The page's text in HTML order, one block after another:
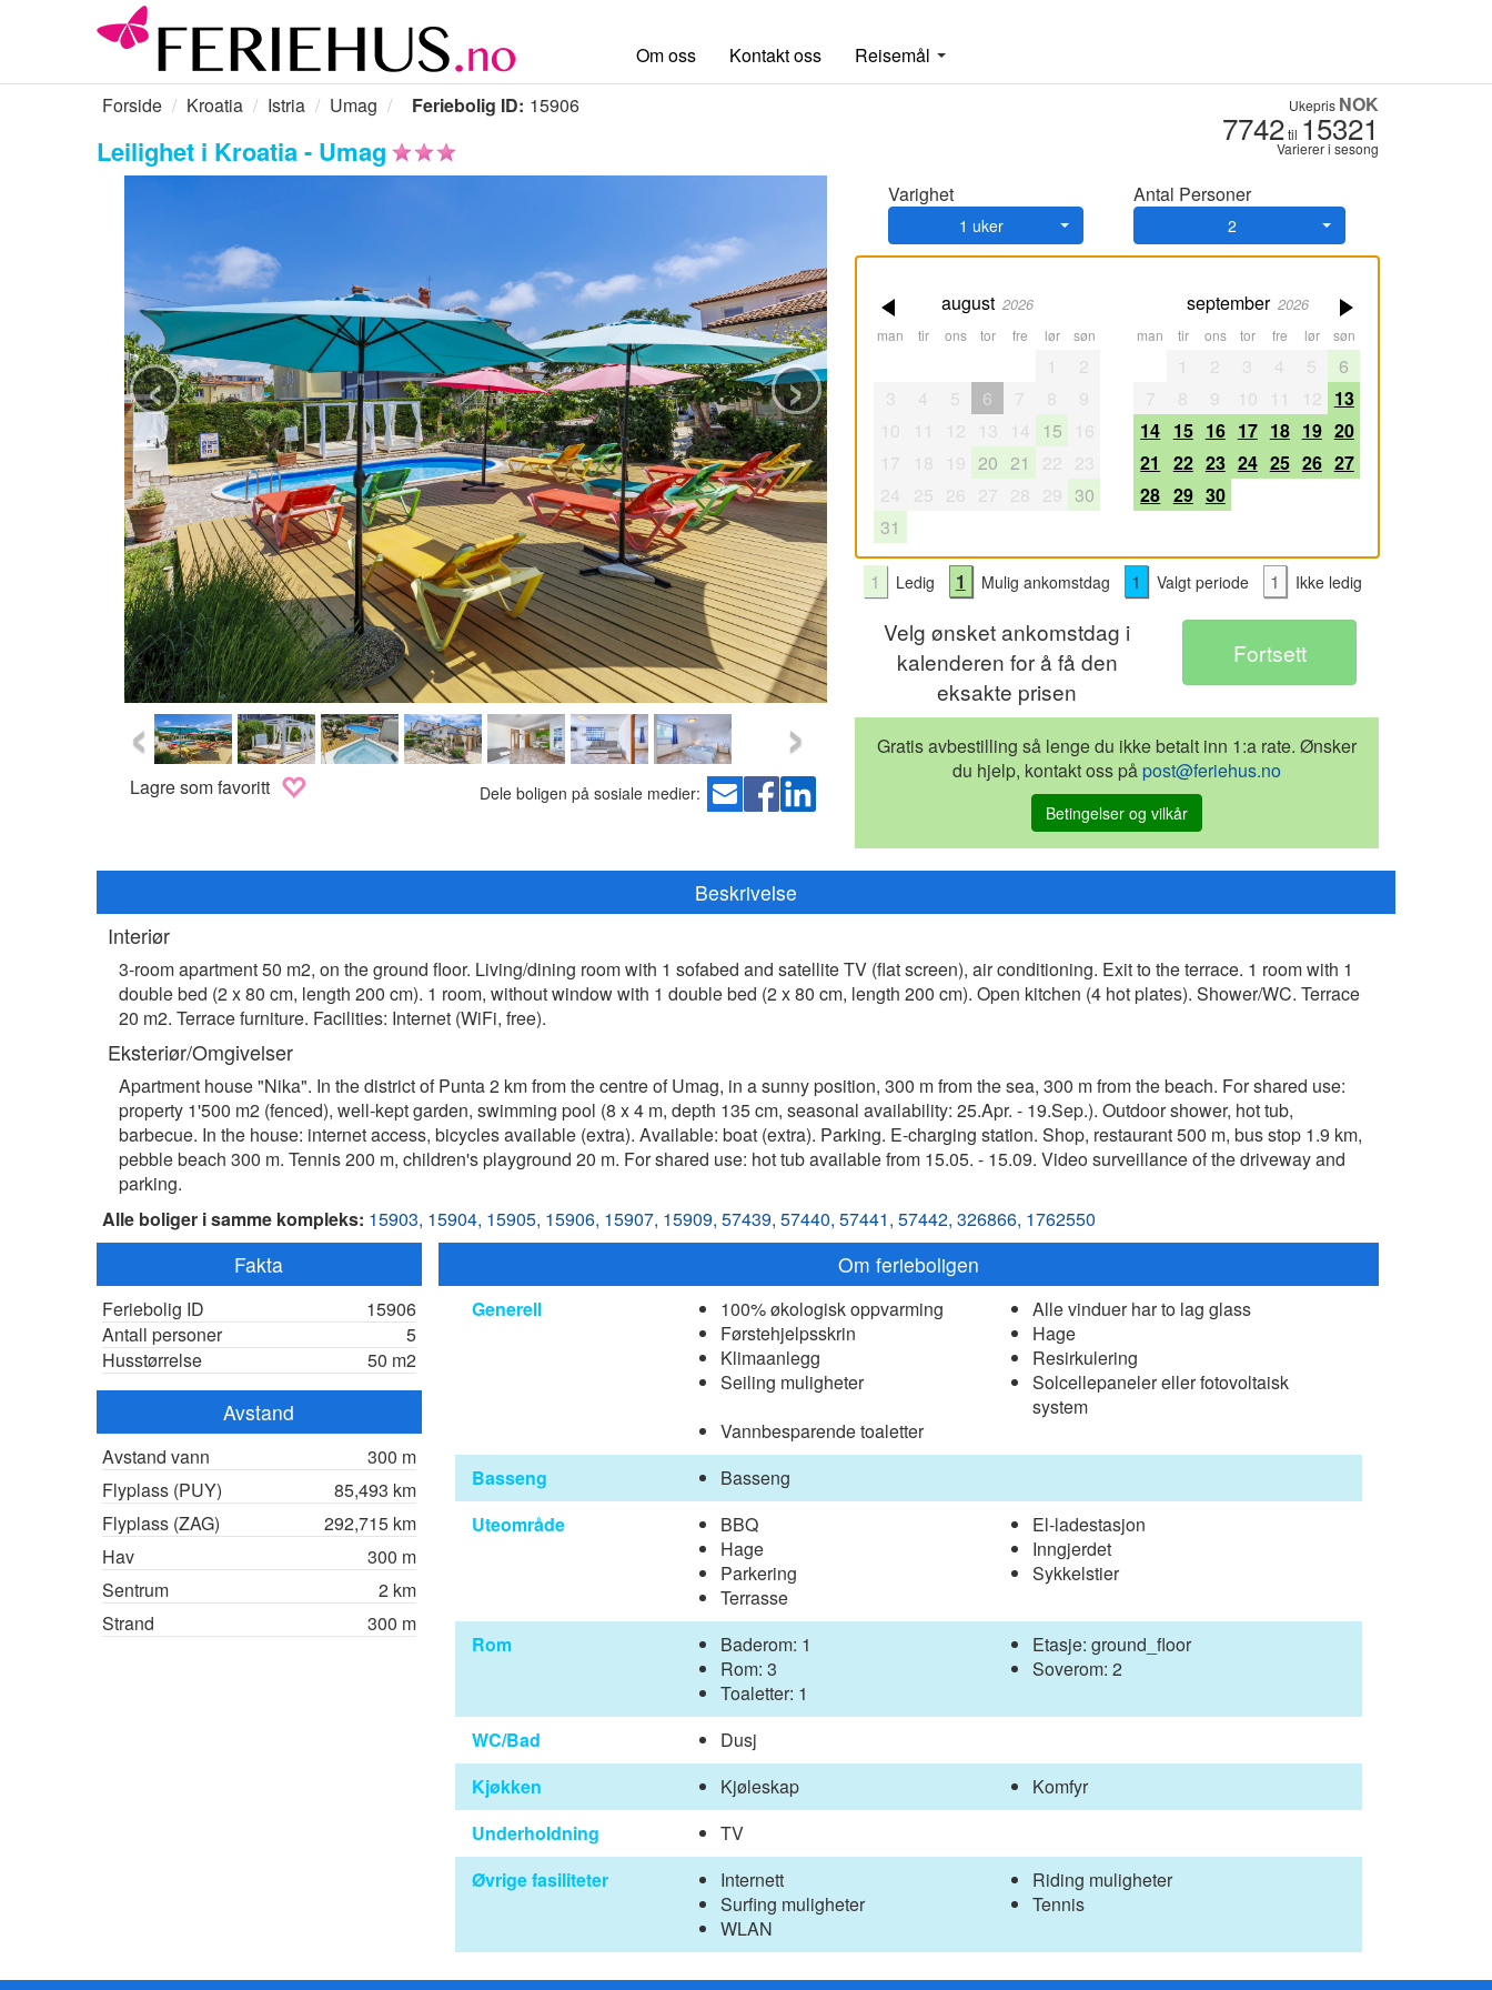
Om oss Kontakt oss
Reisemål
Forside
Kroatia Istria Umag Feriebolig ID: 15906
Leilighet i Kroatia - Umag
Ukepris NOK
7742til 15321
Varierer i sesong
‹ ›
‹ ›
Lagre som favoritt Dele boligen på sosiale medier:
Varighet
1 uker
Antal Personer
2
august 2026
man tir ons tor fre lør søn
1
2
3
4 5 6 7 8
9
10
11 12 13 14 15
16
17
18 19 20 21 22 23
24
25 26 27 28 29 30
31
september 2026
man tir ons tor fre lør søn
1 2 3 4 5
6
7
8 9 10 11 12 13
14 15 16 17 18 19 20
21
22 23 24 25 26 27
28 29 30
1 Ledig 1 Mulig ankomstdag 1 Valgt periode 1 Ikke ledig
Velg ønsket ankomstdag i
kalenderen for å få den
eksakte prisen
Gratis avbestilling så lenge du ikke betalt inn 1:a rate. Ønsker
du hjelp, kontakt oss på post@feriehus.no
Betingelser og vilkår
Beskrivelse
Interiør
3-room apartment 50 m2, on the ground floor. Living/dining room with 1 sofabed and satellite TV (flat screen), air conditioning. Exit to the terrace. 1 room with 1
double bed (2 x 80 cm, length 200 cm). 1 room, without window with 1 double bed (2 x 80 cm, length 200 cm). Open kitchen (4 hot plates). Shower/WC. Terrace
20 m2. Terrace furniture. Facilities: Internet (WiFi, free).
Eksteriør/Omgivelser
Apartment house "Nika". In the district of Punta 2 km from the centre of Umag, in a sunny position, 300 m from the sea, 300 m from the beach. For shared use:
property 1'500 m2 (fenced), well-kept garden, swimming pool (8 x 4 m, depth 135 cm, seasonal availability: 25.Apr. - 19.Sep.). Outdoor shower, hot tub,
barbecue. In the house: internet access, bicycles available (extra). Available: boat (extra). Parking. E-charging station. Shop, restaurant 500 m, bus stop 1.9 km,
pebble beach 300 m. Tennis 200 m, children's playground 20 m. For shared use: hot tub available from 15.05. - 15.09. Video surveillance of the driveway and
parking.
Alle boliger i samme kompleks: 15903, 15904, 15905, 15906, 15907, 15909, 57439, 57440, 57441, 57442, 326866, 1762550
Fakta
Feriebolig ID
15906
Antall personer
5
Husstørrelse
50 m2
Avstand
Avstand vann
300 m
Flyplass (PUY)
85,493 km
Flyplass (ZAG)
292,715 km
Hav
300 m
Sentrum
2 km
Strand
300 m
Om ferieboligen
Generell 100% økologisk oppvarming
Alle vinduer har to lag glass
Førstehjelpsskrin
Hage
Klimaanlegg
Resirkulering
Seiling muligheter
Solcellepaneler eller fotovoltaisk
system
Vannbesparende toaletter
Basseng
Basseng
Uteområde
BBQ
El-ladestasjon
Hage
Inngjerdet
Parkering
Sykkelstier
Terrasse
Rom
Baderom: 1
Etasje: ground_floor
Rom: 3
Soverom: 2
Toaletter: 1
WC/Bad
Dusj
Kjøkken
Kjøleskap
Komfyr
Underholdning
TV
Øvrige fasiliteter
Internett
Riding muligheter
Surfing muligheter
Tennis
WLAN